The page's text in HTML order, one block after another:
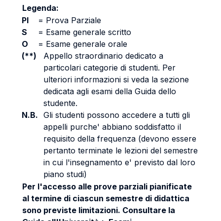
Legenda:
PI
= Prova Parziale
S
= Esame generale scritto
O
= Esame generale orale
(**)
Appello straordinario dedicato a
particolari categorie di studenti. Per
ulteriori informazioni si veda la sezione
dedicata agli esami della Guida dello
studente.
N.B. Gli studenti possono accedere a tutti gli
appelli purche' abbiano soddisfatto il
requisito della frequenza (devono essere
pertanto terminate le lezioni del semestre
in cui l'insegnamento e' previsto dal loro
piano studi)
Per l'accesso alle prove parziali pianificate
al termine di ciascun semestre di didattica
sono previste limitazioni. Consultare la